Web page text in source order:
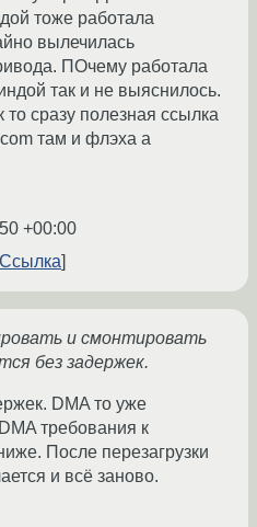
тоже работала
вылечилась
ПОчему работала
так и не выяснилось.
то сразу полезная ссылка
там и флэха а
+00:00
Ссылка
и смонтировать
без задержек.
DMA то уже
требования к
После перезагрузки
и всё заново.